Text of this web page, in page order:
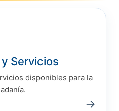
Servicios
disponibles para la
→